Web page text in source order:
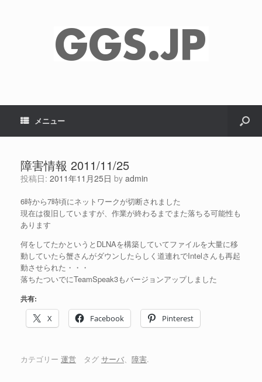
メニュー
障害情報 2011/11/25
投稿日: 2011年11月25日 by admin
6時から7時頃にネットワークが切断されました
現在は復旧していますが、作業が終わるまでまた落ちる可能性も
あります
何をしてたかというとDLNAを構築していてファイルを大量に移
動していたら蟹さんがダウンしたらしく道連れでIntelさんも再起
動させられた・・・
落ちたついでにTeamSpeak3もバージョンアップしました
共有:
X
Facebook Pinterest
カテゴリー 運営 タグ サーバ 障害.